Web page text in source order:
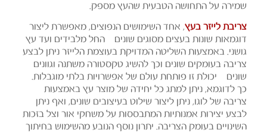
שמירה על התחושה הטבעית שהעץ מספק.
צריבת לייזר בעץ, אחד השימושים הנפוצים, מאפשרת ליצור
דוגמאות שונות בעצים מסוגים שונים – החל מלבידים ועד עץ
גושני. באמצעות השליטה המדויקת בעוצמת הלייזר ניתן לבצע
צריבה בעומקים שונים וכך להשיג טקסטורה משתנה וגוונים
שונים – יכולת זו פותחת עולם של אפשרויות בלתי מוגבלות.
כך לדוגמא, ניתן למתג כל יחידה של מוצר עץ באמצעות
צריבה של לוגו, ניתן ליצור שילוט בעיצובים שונים, ואף ניתן
לבצע יצירות אמנותיות המתבססות על משחקי אור וצל בזכות
השינויים בעומק הצריבה. יתרון נוסף הנובע מהשימוש בחיתוך